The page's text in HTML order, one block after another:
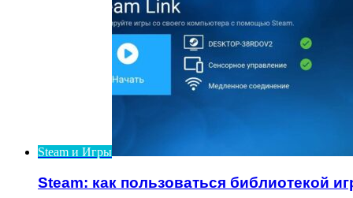
Steam и Игры
Steam: как пользоваться библиотекой